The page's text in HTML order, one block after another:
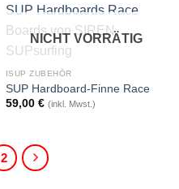
NICHT VORRÄTIG
ISUP ZUBEHÖR
SUP Hardboard-Finne Race
59,00 € (inkl. Mwst.)
2